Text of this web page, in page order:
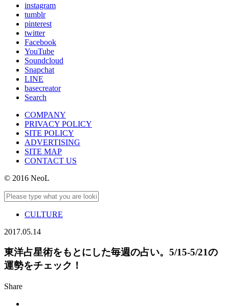
instagram
tumblr
pinterest
twitter
Facebook
YouTube
Soundcloud
Snapchat
LINE
basecreator
Search
COMPANY
PRIVACY POLICY
SITE POLICY
ADVERTISING
SITE MAP
CONTACT US
© 2016 NeoL
CULTURE
2017.05.14
東洋占星術をもとにした毎週の占い。5/15-5/21の
運勢をチェック！
Share